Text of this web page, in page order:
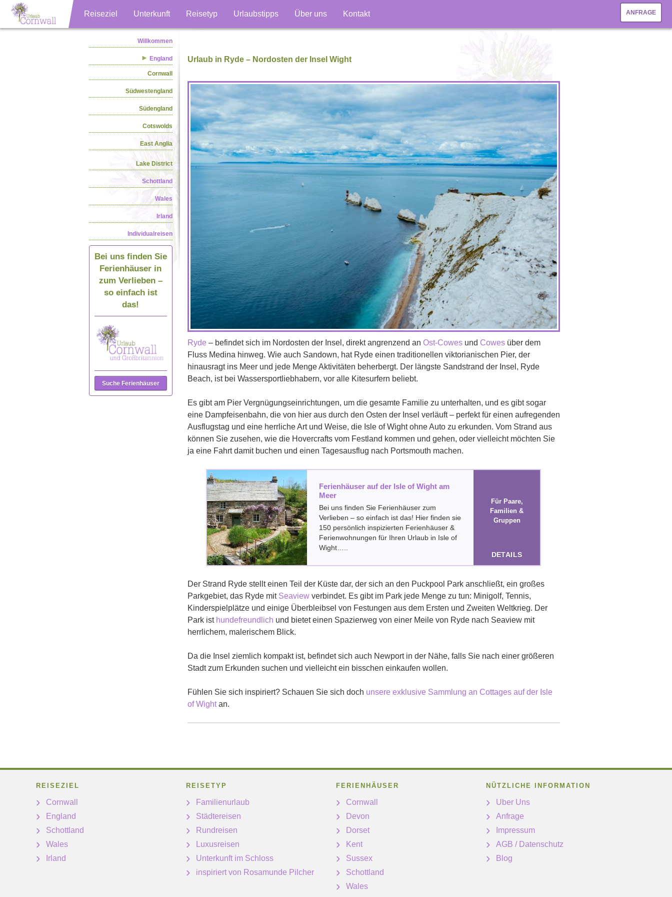
ANFRAGE
Reiseziel Unterkunft Reisetyp Urlaubstipps Über uns Kontakt
Willkommen
England
Cornwall
Südwestengland
Südengland
Cotswolds
East Anglia
Lake District
Schottland
Wales
Irland
Individualreisen
Bei uns finden Sie
Ferienhäuser in
zum Verlieben –
so einfach ist
das!
Suche Ferienhäuser
Urlaub in Ryde – Nordosten der Insel Wight
Ryde– befindet sich im Nordosten der Insel, direkt angrenzend an Ost-Cowesund Cowesüber dem
Fluss Medina hinweg. Wie auch Sandown, hat Ryde einen traditionellen viktorianischen Pier, der
hinausragt ins Meer und jede Menge Aktivitäten beherbergt. Der längste Sandstrand der Insel, Ryde
Beach, ist bei Wassersportliebhabern, vor alle Kitesurfern beliebt.
Es gibt am Pier Vergnügungseinrichtungen, um die gesamte Familie zu unterhalten, und es gibt sogar
eine Dampfeisenbahn, die von hier aus durch den Osten der Insel verläuft – perfekt für einen aufregenden
Ausflugstag und eine herrliche Art und Weise, die Isle of Wight ohne Auto zu erkunden. Vom Strand aus
können Sie zusehen, wie die Hovercrafts vom Festland kommen und gehen, oder vielleicht möchten Sie
ja eine Fahrt damit buchen und einen Tagesausflug nach Portsmouth machen.
Ferienhäuser auf der Isle of Wight am
Meer
Bei uns finden Sie Ferienhäuser zum
Verlieben – so einfach ist das! Hier finden sie
150 persönlich inspizierten Ferienhäuser &
Ferienwohnungen für Ihren Urlaub in Isle of
Wight…..
Für Paare,
Familien &
Gruppen
DETAILS
Der Strand Ryde stellt einen Teil der Küste dar, der sich an den Puckpool Park anschließt, ein großes
Parkgebiet, das Ryde mit Seaviewverbindet. Es gibt im Park jede Menge zu tun: Minigolf, Tennis,
Kinderspielplätze und einige Überbleibsel von Festungen aus dem Ersten und Zweiten Weltkrieg. Der
Park ist hundefreundlich und bietet einen Spazierweg von einer Meile von Ryde nach Seaview mit
herrlichem, malerischem Blick.
Da die Insel ziemlich kompakt ist, befindet sich auch Newport in der Nähe, falls Sie nach einer größeren
Stadt zum Erkunden suchen und vielleicht ein bisschen einkaufen wollen.
Fühlen Sie sich inspiriert? Schauen Sie sich doch unsere exklusive Sammlung an Cottages auf der Isle
of Wightan.
REISEZIEL
Cornwall
England
Schottland
Wales
Irland
REISETYP
Familienurlaub
Städtereisen
Rundreisen
Luxusreisen
Unterkunft im Schloss
inspiriert von Rosamunde Pilcher
FERIENHÄUSER
Cornwall
Devon
Dorset
Kent
Sussex
Schottland
Wales
NÜTZLICHE INFORMATION
Uber Uns
Anfrage
Impressum
AGB / Datenschutz
Blog